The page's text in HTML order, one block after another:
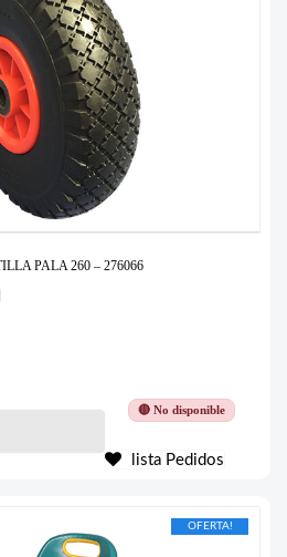
PALA 260 – 276066
🔴 No disponible
lista Pedidos
OFERTA!